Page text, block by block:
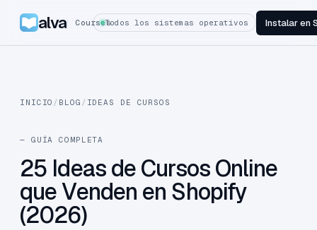
alva CoursesTodos los sistemas operativos Instalar en
INICIO / BLOG / IDEAS DE CURSOS
— GUÍA COMPLETA
25 Ideas de Cursos Online
que Venden en Shopify
(2026)